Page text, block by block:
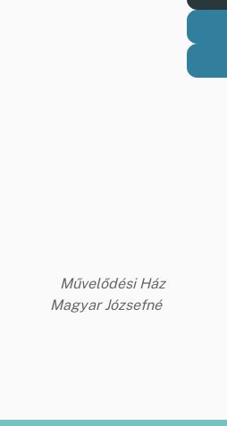
Művelődési Ház
Magyar Józsefné